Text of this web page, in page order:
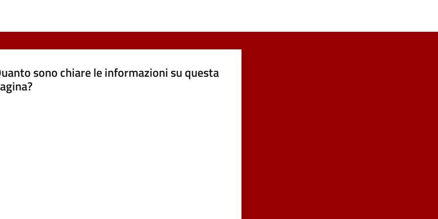
sono chiare le informazioni su questa